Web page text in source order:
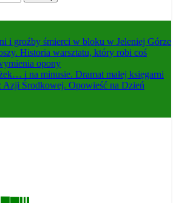
i groźby śmierci w bloku w Jeleniej Górze
Historia warsztatu, który robi coś
opony
i na minusie. Dramat małej księgarni
Azji Środkowej. Opowieść na Dzień